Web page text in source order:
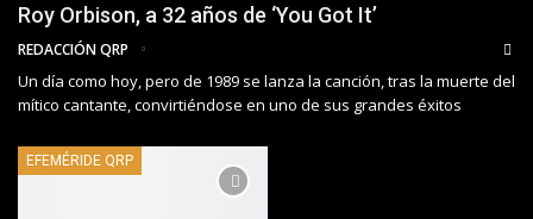
Roy Orbison, a 32 años de ‘You Got It’
REDACCIÓN QRP
Un día como hoy, pero de 1989 se lanza la canción, tras la muerte del
mítico cantante, convirtiéndose en uno de sus grandes éxitos
EFEMÉRIDE QRP